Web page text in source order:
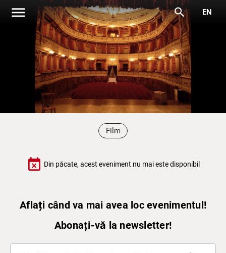
menu search EN
Film
event_busy Din păcate, acest eveniment nu mai este disponibil
Aflați când va mai avea loc evenimentul!
Abonați-vă la newsletter!